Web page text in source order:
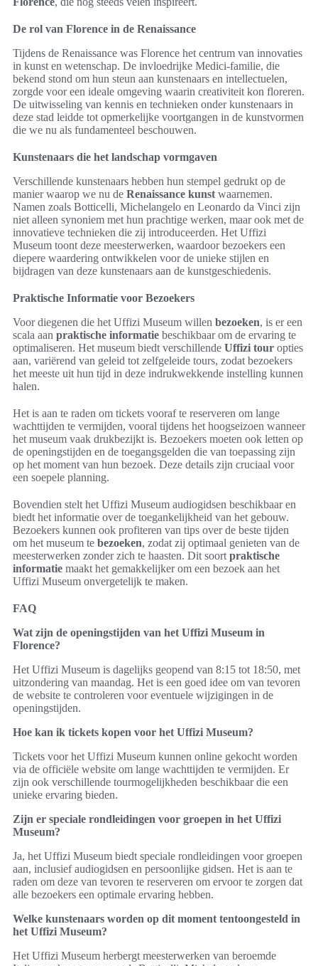
De rol van Florence in de Renaissance
Tijdens de Renaissance was Florence het centrum van innovaties
in kunst en wetenschap. De invloedrijke Medici-familie, die
bekend stond om hun steun aan kunstenaars en intellectuelen,
zorgde voor een ideale omgeving waarin creativiteit kon floreren.
De uitwisseling van kennis en technieken onder kunstenaars in
deze stad leidde tot opmerkelijke voortgangen in de kunstvormen
die we nu als fundamenteel beschouwen.
Kunstenaars die het landschap vormgaven
Verschillende kunstenaars hebben hun stempel gedrukt op de
manier waarop we nu de Renaissance kunst waarnemen.
Namen zoals Botticelli, Michelangelo en Leonardo da Vinci zijn
niet alleen synoniem met hun prachtige werken, maar ook met de
innovatieve technieken die zij introduceerden. Het Uffizi
Museum toont deze meesterwerken, waardoor bezoekers een
diepere waardering ontwikkelen voor de unieke stijlen en
bijdragen van deze kunstenaars aan de kunstgeschiedenis.
Praktische Informatie voor Bezoekers
Voor diegenen die het Uffizi Museum willen bezoeken, is er een
scala aan praktische informatie beschikbaar om de ervaring te
optimaliseren. Het museum biedt verschillende Uffizi tour opties
aan, variërend van geleid tot zelfgeleide tours, zodat bezoekers
het meeste uit hun tijd in deze indrukwekkende instelling kunnen
halen.
Het is aan te raden om tickets vooraf te reserveren om lange
wachttijden te vermijden, vooral tijdens het hoogseizoen wanneer
het museum vaak drukbezijkt is. Bezoekers moeten ook letten op
de openingstijden en de toegangsgelden die van toepassing zijn
op het moment van hun bezoek. Deze details zijn cruciaal voor
een soepele planning.
Bovendien stelt het Uffizi Museum audiogidsen beschikbaar en
biedt het informatie over de toegankelijkheid van het gebouw.
Bezoekers kunnen ook profiteren van tips over de beste tijden
om het museum te bezoeken, zodat zij optimaal genieten van de
meesterwerken zonder zich te haasten. Dit soort praktische
informatie maakt het gemakkelijker om een bezoek aan het
Uffizi Museum onvergetelijk te maken.
FAQ
Wat zijn de openingstijden van het Uffizi Museum in
Florence?
Het Uffizi Museum is dagelijks geopend van 8:15 tot 18:50, met
uitzondering van maandag. Het is een goed idee om van tevoren
de website te controleren voor eventuele wijzigingen in de
openingstijden.
Hoe kan ik tickets kopen voor het Uffizi Museum?
Tickets voor het Uffizi Museum kunnen online gekocht worden
via de officiële website om lange wachttijden te vermijden. Er
zijn ook verschillende tourmogelijkheden beschikbaar die een
unieke ervaring bieden.
Zijn er speciale rondleidingen voor groepen in het Uffizi
Museum?
Ja, het Uffizi Museum biedt speciale rondleidingen voor groepen
aan, inclusief audiogidsen en persoonlijke gidsen. Het is aan te
raden om deze van tevoren te reserveren om ervoor te zorgen dat
alle bezoekers een optimale ervaring hebben.
Welke kunstenaars worden op dit moment tentoongesteld in
het Uffizi Museum?
Het Uffizi Museum herbergt meesterwerken van beroemde